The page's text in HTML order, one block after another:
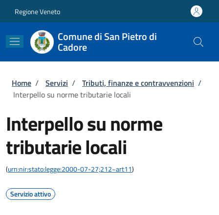
Regione Veneto
Comune di San Pietro di
Cadore
Briciole di pane
Home / Servizi / Tributi, finanze e contravvenzioni /
Interpello su norme tributarie locali
Interpello su norme
tributarie locali
(urn:nir:stato:legge:2000-07-27;212~art11)
Servizio attivo